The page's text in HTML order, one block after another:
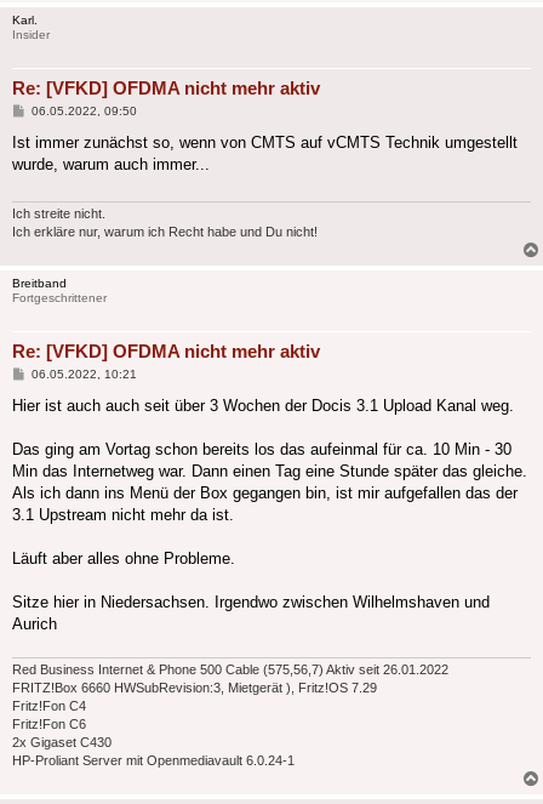
Karl.
Insider
Re: [VFKD] OFDMA nicht mehr aktiv
Beitrag
06.05.2022, 09:50
Ist immer zunächst so, wenn von CMTS auf vCMTS Technik umgestellt
wurde, warum auch immer...
Ich streite nicht.
Ich erkläre nur, warum ich Recht habe und Du nicht!
Breitband
Fortgeschrittener
Re: [VFKD] OFDMA nicht mehr aktiv
Beitrag
06.05.2022, 10:21
Hier ist auch auch seit über 3 Wochen der Docis 3.1 Upload Kanal weg.
Das ging am Vortag schon bereits los das aufeinmal für ca. 10 Min - 30
Min das Internetweg war. Dann einen Tag eine Stunde später das gleiche.
Als ich dann ins Menü der Box gegangen bin, ist mir aufgefallen das der
3.1 Upstream nicht mehr da ist.
Läuft aber alles ohne Probleme.
Sitze hier in Niedersachsen. Irgendwo zwischen Wilhelmshaven und
Aurich
Red Business Internet & Phone 500 Cable (575,56,7) Aktiv seit 26.01.2022
FRITZ!Box 6660 HWSubRevision:3, Mietgerät ), Fritz!OS 7.29
Fritz!Fon C4
Fritz!Fon C6
2x Gigaset C430
HP-Proliant Server mit Openmediavault 6.0.24-1